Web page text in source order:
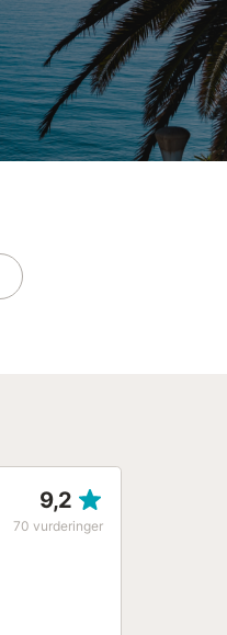
9,2
70 vurderinger